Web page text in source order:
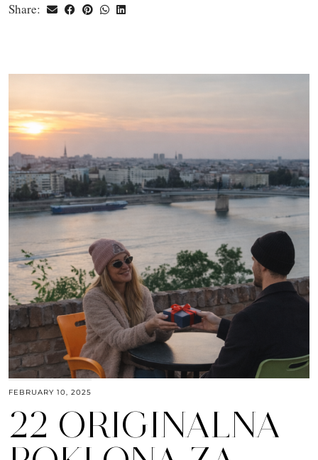
Share:
FEBRUARY 10, 2025
22 ORIGINALNA